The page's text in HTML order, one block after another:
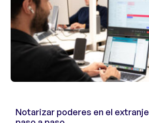
Notarizar poderes en el